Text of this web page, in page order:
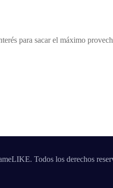
para sacar el máximo
Todos los derechos